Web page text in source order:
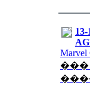
13-
Marvel